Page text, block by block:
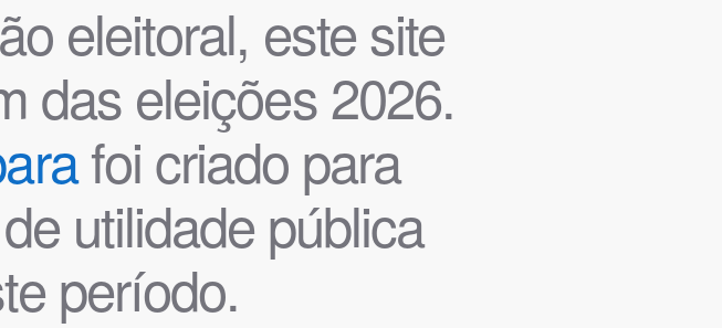
eleitoral, este site
das eleições 2026.
foi criado para
utilidade pública
período.